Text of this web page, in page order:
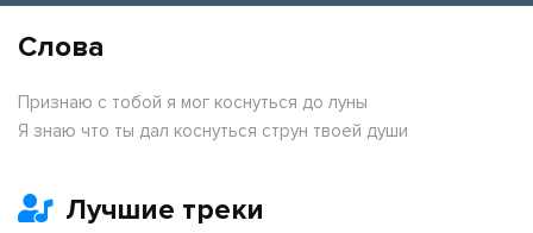
Слова
Признаю с тобой я мог коснуться до луны
Я знаю что ты дал коснуться струн твоей души
Лучшие треки